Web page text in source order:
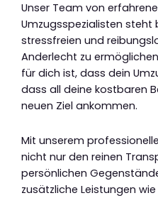
Unser Team von
Umzugsspezialisten steht
stressfreien und
Anderlecht zu
für dich ist, dass dein
dass all deine kostbaren
neuen Ziel ankommen.
Mit unserem
nicht nur den reinen
persönlichen
zusätzliche Leistungen